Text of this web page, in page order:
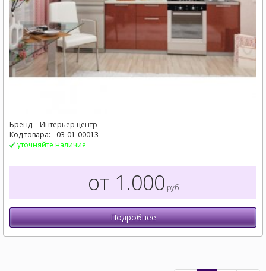
Бренд:
Интерьер центр
Код товара:
03-01-00013
уточняйте наличие
от 1.000 руб
Подробнее